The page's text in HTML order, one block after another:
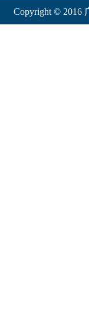
Copyright © 2016